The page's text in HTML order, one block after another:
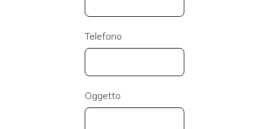
Telefono
Oggetto